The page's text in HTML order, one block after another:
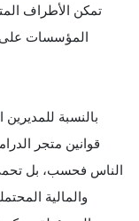
تمكن الأطراف
المؤسسات على
بالنسبة
قوانين متجر
الناس فحسب، بل تحمي
والمالية